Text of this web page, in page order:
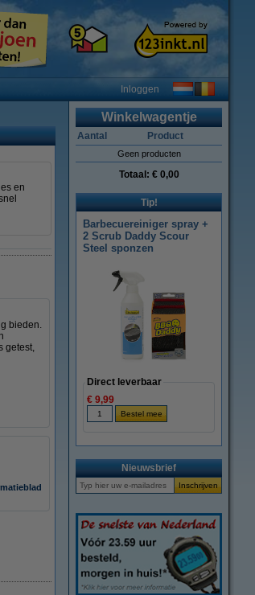
Inloggen
en
bieden.
getest,
Winkelwagentje
Aantal Product
Geen producten
Totaal: € 0,00
Tip!
Barbecuereiniger spray +
2 Scrub Daddy Scour
Steel sponzen
Direct leverbaar
€ 9,99
Nieuwsbrief